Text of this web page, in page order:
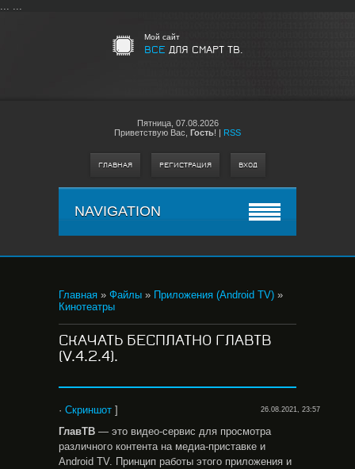
... ...
Мой сайт
ВСЕ ДЛЯ СМАРТ ТВ.
Пятница, 07.08.2026
Приветствую Вас Гость! | RSS
ГЛАВНАЯ РЕГИСТРАЦИЯ ВХОД
NAVIGATION
Главная » Файлы » Приложения (Android TV) »
Кинотеатры
СКАЧАТЬ БЕСПЛАТНО ГЛАВТВ
(V.4.2.4).
· Скриншот ] 26.08.2021, 23:57
ГлавТВ — это видео-сервис для просмотра
различного контента на медиа-приставке и
Android TV. Принцип работы этого приложения и